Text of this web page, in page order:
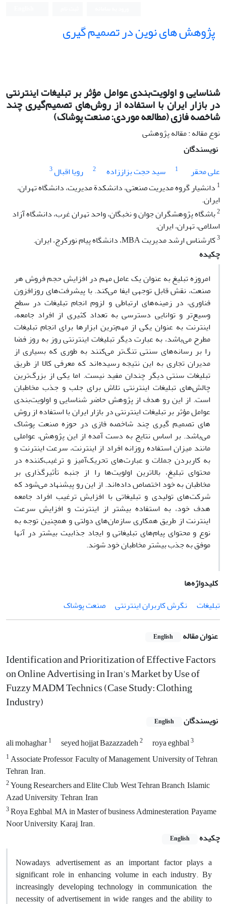
پژوهش های نوین در تصمیم گیری
شناسایی و اولویت‌بندی عوامل مؤثر بر تبلیغات اینترنتی
در بازار ایران با استفاده از روش‌های تصمیم‌گیری چند
شاخصه فازی (مطالعه موردی: صنعت پوشاک)
نوع مقاله : مقاله پژوهشی
نویسندگان
علی محقر
1 سید حجت بزاززاده 2 رویا اقبال3
1 دانشیار گروه مدیریت صنعتی، دانشکدة مدیریت، دانشگاه تهران،
ایران.
2باشگاه پژوهشگران جوان و نخبگان، واحد تهران غرب، دانشگاه آزاد
اسلامی، تهران، ایران.
3کارشناس ارشد مدیریت MBA، دانشگاه پیام نورکرج، ایران.
چکیده
امروزه تبلیغ به عنوان یک عامل مهم در افزایش حجم فروش هر
صنعت، نقش قابل توجهی ایفا می‌کند. با پیشرفت‌های روزافزون
فناوری، در زمینه‌های ارتباطی و لزوم انجام تبلیغات در سطح
وسیع‌تر و توانایی دسترسی به تعداد کثیری از افراد جامعه،
اینترنت به عنوان یکی از مهم‌ترین ابزارها برای انجام تبلیغات
مطرح می‌باشد، به عبارت دیگر تبلیغات اینترنتی روز به روز فضا
را بر رسانه‌های سنتی تنگ‌تر می‌کنند به طوری که بسیاری از
مدیران تجاری به این نتیجه رسیده‌اند که معرفی کالا از طریق
تبلیغات سنتی دیگر چندان مفید نیست. اما یکی از بزرگ‌ترین
چالش‌های تبلیغات اینترنتی تلاش برای جلب و جذب مخاطبان
است. از این رو هدف از پژوهش حاضر شناسایی و اولویت‌بندی
عوامل مؤثر بر تبلیغات اینترنتی در بازار ایران با استفاده از روش
های تصمیم گیری چند شاخصه فازی در حوزه صنعت پوشاک
می‌باشد. بر اساس نتایج به دست آمده از این پژوهش، عواملی
مانند میزان استفاده روزانه افراد از اینترنت، سرعت اینترنت و
به کاربردن جملات و عبارت‌های تحریک‌آمیز و ترغیب‌کننده در
محتوای تبلیغ، بالاترین اولویت‌ها را از جنبه تأثیرگذاری بر
مخاطبان به خود اختصاص داده‌اند. از این رو پیشنهاد می‌شود که
شرکت‌های تولیدی و تبلیغاتی با افزایش ترغیب افراد جامعه
هدف خود، به استفاده بیشتر از اینترنت و افزایش سرعت
اینترنت از طریق همکاری سازمان‌های دولتی و همچنین توجه به
نوع و محتوای پیام‌های تبلیغاتی و ایجاد جذابیت بیشتر در آنها
موفق به جذب بیشتر مخاطبان خود شوند.
کلیدواژه‌ها
تبلیغات
نگرش کاربران اینترنتی صنعت پوشاک
عنوان مقاله English
Identification and Prioritization of Effective Factors
on Online Advertising in Iran's Market by Use of
Fuzzy MADM Technics (Case Study: Clothing
Industry)
نویسندگان English
ali mohaghar1 seyed hojjat Bazazzadeh2 roya eghbal3
1Associate Professor, Faculty of Management, University of Tehran,
Tehran, Iran.
2Young Researchers and Elite Club, West Tehran Branch, Islamic
Azad University, Tehran, Iran
3Roya Eghbal, MA in Master of business Adminesteration, Payame
Noor University, Karaj, Iran.
چکیده
English
Nowadays, advertisement as an important factor plays a
significant role in enhancing volume in each industry. By
increasingly developing technology in communication, the
necessity of advertisement in wide ranges and the ability to